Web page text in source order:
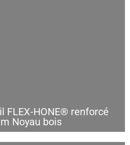
FLEX-HONE® renforcé
Noyau bois